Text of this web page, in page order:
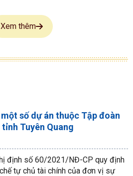
Xem thêm